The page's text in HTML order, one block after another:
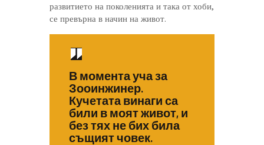
развитието на поколенията и така от хоби,
се превърна в начин на живот.
В момента уча за
Зооинжинер.
Кучетата винаги са
били в моят живот, и
без тях не бих била
същият човек.